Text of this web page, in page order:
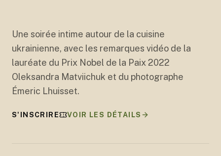
Une soirée intime autour de la cuisine
ukrainienne, avec les remarques vidéo de la
lauréate du Prix Nobel de la Paix 2022
Oleksandra Matviichuk et du photographe
Émeric Lhuisset.
S'INSCRIRE VOIR LES DÉTAILS